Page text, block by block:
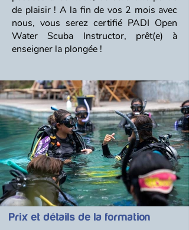
de plaisir ! A la fin de vos 2 mois avec
nous, vous serez certifié PADI Open
Water Scuba Instructor, prêt(e) à
enseigner la plongée !
Prix et détails de la formation